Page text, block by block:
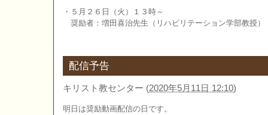
・５月２６日（火）１３時～
奨励者：増田喜治先生（リハビリテーション学部教授）
配信予告
キリスト教センター (2020年5月11日 12:10)
明日は奨励動画配信の日です。